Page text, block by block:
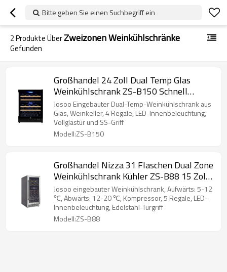
Bitte geben Sie einen Suchbegriff ein
2Produkte ÜberZweizonen Weinkühlschränke
Gefunden
Großhandel 24 Zoll Dual Temp Glas
Weinkühlschrank ZS-B150 Schnell
kühlender gekühlter Weinschrank mit
Buchenholz
Josoo Eingebauter Dual-Temp-Weinkühlschrank aus
Glas, Weinkeller, 4 Regale, LED-Innenbeleuchtung,
Vollglastür und SS-Griff
Modell:ZS-B150
Großhandel Nizza 31 Flaschen Dual Zone
Weinkühlschrank Kühler ZS-B88 15 Zoll
für Bier und Wein mit Chromgestell und
SS-Tür
Josoo eingebauter Weinkühlschrank, Aufwärts: 5-12
℃, Abwärts: 12-20 ℃, Kompressor, 5 Regale, LED-
Innenbeleuchtung, Edelstahl-Türgriff
Modell:ZS-B88